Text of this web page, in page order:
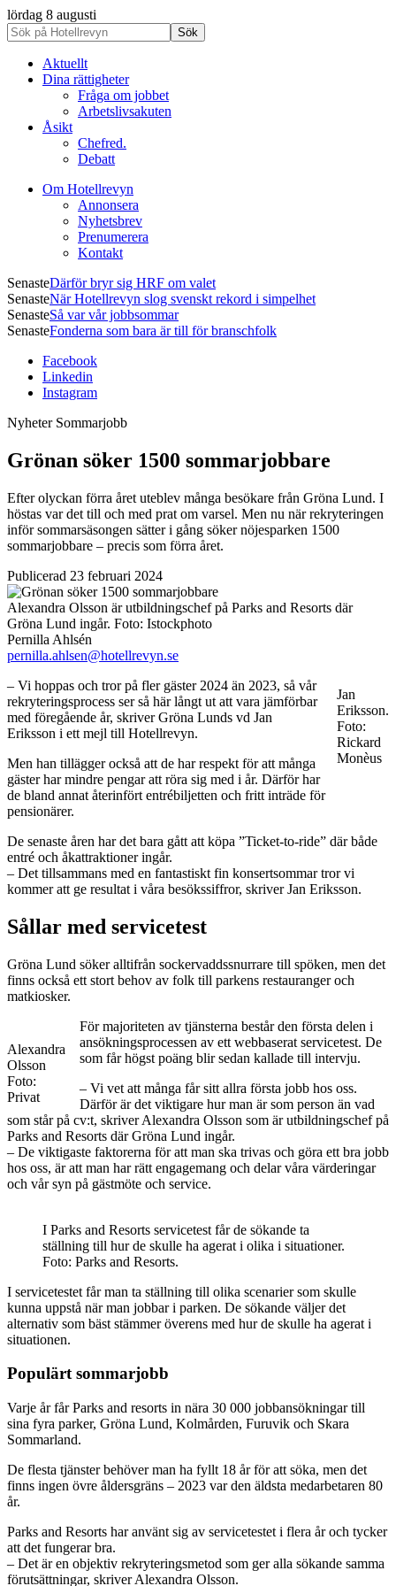
lördag 8 augusti
Aktuellt
Dina rättigheter
Fråga om jobbet
Arbetslivsakuten
Åsikt
Chefred.
Debatt
Om Hotellrevyn
Annonsera
Nyhetsbrev
Prenumerera
Kontakt
SenasteDärför bryr sig HRF om valet
SenasteNär Hotellrevyn slog svenskt rekord i simpelhet
SenasteSå var vår jobbsommar
SenasteFonderna som bara är till för branschfolk
Facebook
Linkedin
Instagram
Nyheter Sommarjobb
Grönan söker 1500 sommarjobbare
Efter olyckan förra året uteblev många besökare från Gröna Lund. I
höstas var det till och med prat om varsel. Men nu när rekryteringen
inför sommarsäsongen sätter i gång söker nöjesparken 1500
sommarjobbare – precis som förra året.
Publicerad 23 februari 2024
Alexandra Olsson är utbildningschef på Parks and Resorts där
Gröna Lund ingår. Foto: Istockphoto
Pernilla Ahlsén
pernilla.ahlsen@hotellrevyn.se
Jan
Eriksson.
Foto:
Rickard
Monèus
– Vi hoppas och tror på fler gäster 2024 än 2023, så vår
rekryteringsprocess ser så här långt ut att vara jämförbar
med föregående år, skriver Gröna Lunds vd Jan
Eriksson i ett mejl till Hotellrevyn.
Men han tillägger också att de har respekt för att många
gäster har mindre pengar att röra sig med i år. Därför har
de bland annat återinfört entrébiljetten och fritt inträde för
pensionärer.
De senaste åren har det bara gått att köpa ”Ticket-to-ride” där både
entré och åkattraktioner ingår.
– Det tillsammans med en fantastiskt fin konsertsommar tror vi
kommer att ge resultat i våra besökssiffror, skriver Jan Eriksson.
Sållar med servicetest
Gröna Lund söker alltifrån sockervaddssnurrare till spöken, men det
finns också ett stort behov av folk till parkens restauranger och
matkiosker.
Alexandra
Olsson
Foto:
Privat
För majoriteten av tjänsterna består den första delen i
ansökningsprocessen av ett webbaserat servicetest. De
som får högst poäng blir sedan kallade till intervju.
– Vi vet att många får sitt allra första jobb hos oss.
Därför är det viktigare hur man är som person än vad
som står på cv:t, skriver Alexandra Olsson som är utbildningschef på
Parks and Resorts där Gröna Lund ingår.
– De viktigaste faktorerna för att man ska trivas och göra ett bra jobb
hos oss, är att man har rätt engagemang och delar våra värderingar
och vår syn på gästmöte och service.
I Parks and Resorts servicetest får de sökande ta
ställning till hur de skulle ha agerat i olika i situationer.
Foto: Parks and Resorts.
I servicetestet får man ta ställning till olika scenarier som skulle
kunna uppstå när man jobbar i parken. De sökande väljer det
alternativ som bäst stämmer överens med hur de skulle ha agerat i
situationen.
Populärt sommarjobb
Varje år får Parks and resorts in nära 30 000 jobbansökningar till
sina fyra parker, Gröna Lund, Kolmården, Furuvik och Skara
Sommarland.
De flesta tjänster behöver man ha fyllt 18 år för att söka, men det
finns ingen övre åldersgräns – 2023 var den äldsta medarbetaren 80
år.
Parks and Resorts har använt sig av servicetestet i flera år och tycker
att det fungerar bra.
– Det är en objektiv rekryteringsmetod som ger alla sökande samma
förutsättningar, skriver Alexandra Olsson.